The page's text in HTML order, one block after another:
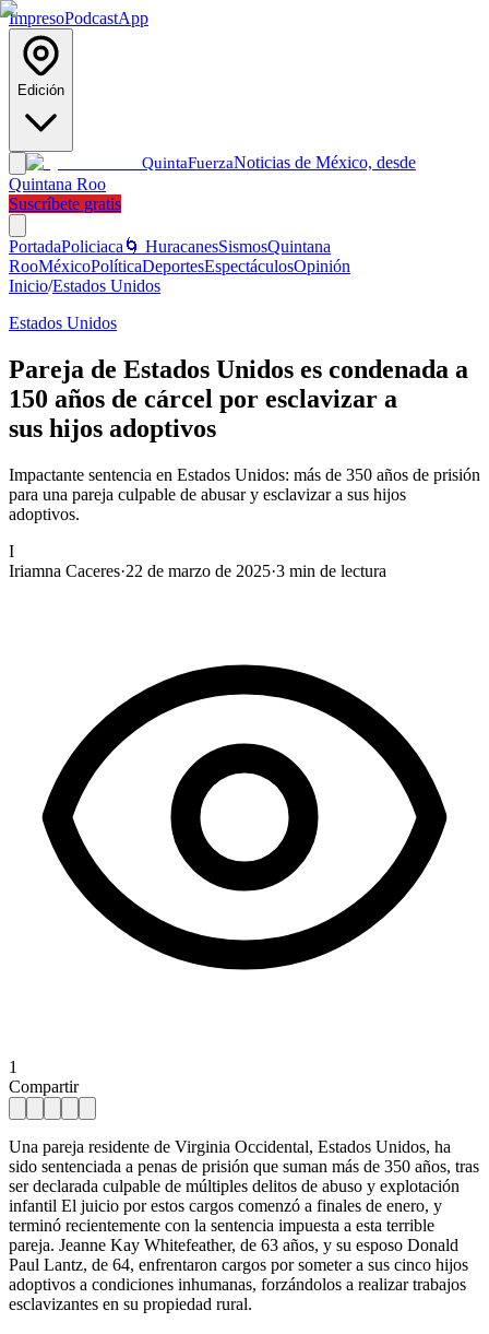
ImpresoPodcastApp
Edición
QuintaFuerzaNoticias de México, desde
Quintana Roo
Suscríbete gratis
PortadaPoliciaca 🌀 HuracanesSismosQuintana
RooMéxicoPolíticaDeportesEspectáculosOpinión
Inicio/Estados Unidos
Estados Unidos
Pareja de Estados Unidos es condenada a
150 años de cárcel por esclavizar a
sus hijos adoptivos
Impactante sentencia en Estados Unidos: más de 350 años de prisión
para una pareja culpable de abusar y esclavizar a sus hijos
adoptivos.
I
Iriamna Caceres·22 de marzo de 2025·3 min de lectura
1
Compartir
Una pareja residente de Virginia Occidental, Estados Unidos, ha
sido sentenciada a penas de prisión que suman más de 350 años, tras
ser declarada culpable de múltiples delitos de abuso y explotación
infantil El juicio por estos cargos comenzó a finales de enero, y
terminó recientemente con la sentencia impuesta a esta terrible
pareja. Jeanne Kay Whitefeather, de 63 años, y su esposo Donald
Paul Lantz, de 64, enfrentaron cargos por someter a sus cinco hijos
adoptivos a condiciones inhumanas, forzándolos a realizar trabajos
esclavizantes en su propiedad rural.